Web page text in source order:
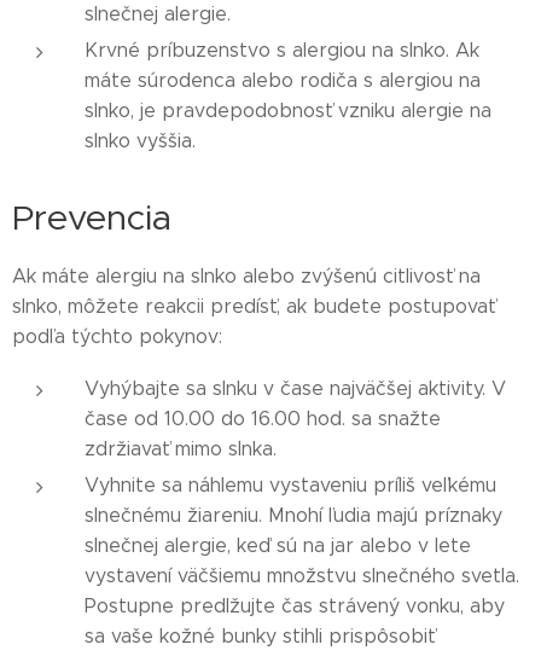
slnečnej alergie.
Krvné príbuzenstvo s alergiou na slnko. Ak
máte súrodenca alebo rodiča s alergiou na
slnko, je pravdepodobnosť vzniku alergie na
slnko vyššia.
Prevencia
Ak máte alergiu na slnko alebo zvýšenú citlivosť na
slnko, môžete reakcii predísť, ak budete postupovať
podľa týchto pokynov:
Vyhýbajte sa slnku v čase najväčšej aktivity. V
čase od 10.00 do 16.00 hod. sa snažte
zdržiavať mimo slnka.
Vyhnite sa náhlemu vystaveniu príliš veľkému
slnečnému žiareniu. Mnohí ľudia majú príznaky
slnečnej alergie, keď sú na jar alebo v lete
vystavení väčšiemu množstvu slnečného svetla.
Postupne predlžujte čas strávený vonku, aby
sa vaše kožné bunky stihli prispôsobiť